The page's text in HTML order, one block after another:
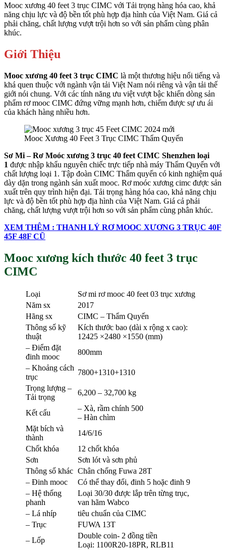
Mooc xương 40 feet 3 trục CIMC với Tải trọng hàng hóa cao, khả
năng chịu lực và độ bền tốt phù hợp địa hình của Việt Nam. Giá cả
phải chăng, chất lượng vượt trội hơn so với sản phẩm cùng phân
khúc.
Giới Thiệu
Mooc xương 40 feet 3 trục CIMC là một thương hiệu nổi tiếng và
khá quen thuộc với ngành vận tải Việt Nam nói riêng và vận tải thế
giới nói chung. Với các tính năng ưu việt vượt bậc khiến dòng sản
phẩm rơ mooc CIMC đứng vững mạnh hơn, chiếm được sự ưu ái
của khách hàng nhiều hơn.
Mooc Xương 40 Feet 3 Trục CIMC Thẩm Quyến
Sơ Mi – Rơ Moóc xương 3 trục 40 feet CIMC Shenzhen loại
1 được nhập khẩu nguyên chiếc trực tiếp nhà máy Thẩm Quyến với
chất lượng loại 1. Tập đoàn CIMC Thẩm quyến có kinh nghiệm quá
dày dặn trong ngành sản xuất mooc. Rơ moóc xương cimc được sản
xuất trên quy trình hiện đại. Tải trọng hàng hóa cao, khả năng chịu
lực và độ bền tốt phù hợp địa hình của Việt Nam. Giá cả phải
chăng, chất lượng vượt trội hơn so với sản phẩm cùng phân khúc.
XEM THÊM : THANH LÝ RƠ MOOC XƯƠNG 3 TRỤC 40F
45F 48F CŨ
Mooc xương kích thước 40 feet 3 trục
CIMC
Loại
Sơ mi rơ mooc 40 feet 03 trục xương
Năm sx
2017
Hãng sx
CIMC – Thẩm Quyến
Thông số kỹ
thuật
Kích thước bao (dài x rộng x cao):
12425 ×2480 ×1550 (mm)
– Điểm đặt
đinh mooc
800mm
– Khoảng cách
trục
7800+1310+1310
Trọng lượng –
Tải trọng
6,200 – 32,700 kg
Kết cấu
– Xà, rầm chính 500
– Hàn chìm
Mặt bích và
thành
14/6/16
Chốt khóa
12 chốt khóa
Sơn
Sơn lót và sơn phủ
Thông số khác Chân chống Fuwa 28T
– Đinh mooc
Có thể thay đổi, đinh 5 hoặc đinh 9
– Hệ thống
phanh
Loại 30/30 được lắp trên từng trục,
van hãm Wabco
– Lá nhíp
tiêu chuẩn của CIMC
– Trục
FUWA 13T
– Lốp
Double coin- 2 đồng tiền
Loại: 1100R20-18PR, RLB11